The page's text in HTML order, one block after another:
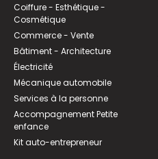
Coiffure - Esthétique -
Cosmétique
Commerce - Vente
Bâtiment - Architecture
Électricité
Mécanique automobile
Services à la personne
Accompagnement Petite
enfance
Kit auto-entrepreneur